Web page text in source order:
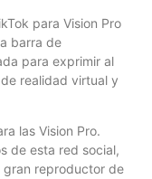
para Vision Pro
barra de
para exprimir al
realidad virtual y
las Vision Pro.
de esta red social,
gran reproductor de